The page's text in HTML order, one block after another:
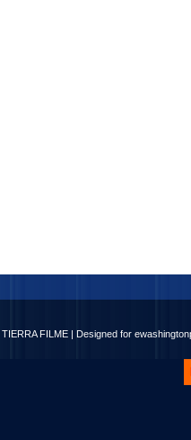
TIERRA FILME | Designed for